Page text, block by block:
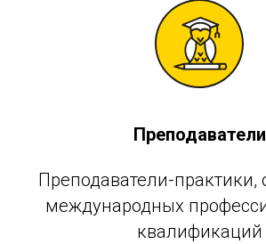
Преподаватели
Преподаватели-практики,
международных
квалификаций